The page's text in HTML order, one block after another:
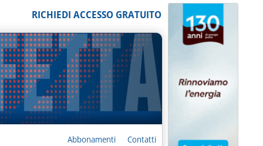
RICHIEDI ACCESSO GRATUITO
Abbonamenti Contatti